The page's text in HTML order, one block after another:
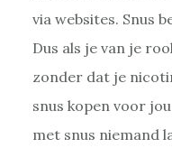
via websites. Snus
Dus als je van je
zonder dat je
snus kopen voor
met snus niemand